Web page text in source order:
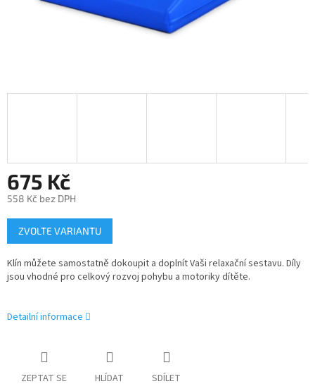
675 Kč
558 Kč bez DPH
Měrná
cena:
ZVOLTE VARIANTU
Klín můžete samostatně dokoupit a doplnít Vaši relaxační sestavu. Díly
jsou vhodné pro celkový rozvoj pohybu a motoriky dítěte.
Detailní informace
ZEPTAT SE HLÍDAT SDÍLET